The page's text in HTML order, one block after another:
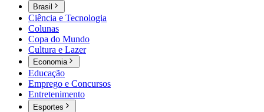
Brasil
Ciência e Tecnologia
Colunas
Copa do Mundo
Cultura e Lazer
Economia
Educação
Emprego e Concursos
Entretenimento
Esportes